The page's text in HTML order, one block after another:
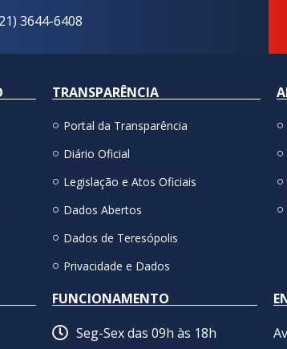
3644-6408
TRANSPARÊNCIA
Portal da Transparência
Diário Oficial
Legislação e Atos Oficiais
Dados Abertos
Dados de Teresópolis
Privacidade e Dados
FUNCIONAMENTO
Seg-Sex das 09h às 18h